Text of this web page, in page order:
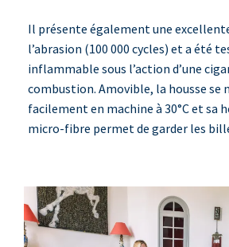
Il présente également une
l’abrasion (100 000 cycles) et a été
inflammable sous l’action d’une
combustion. Amovible, la housse se
facilement en machine à 30°C et sa
micro-fibre permet de garder les